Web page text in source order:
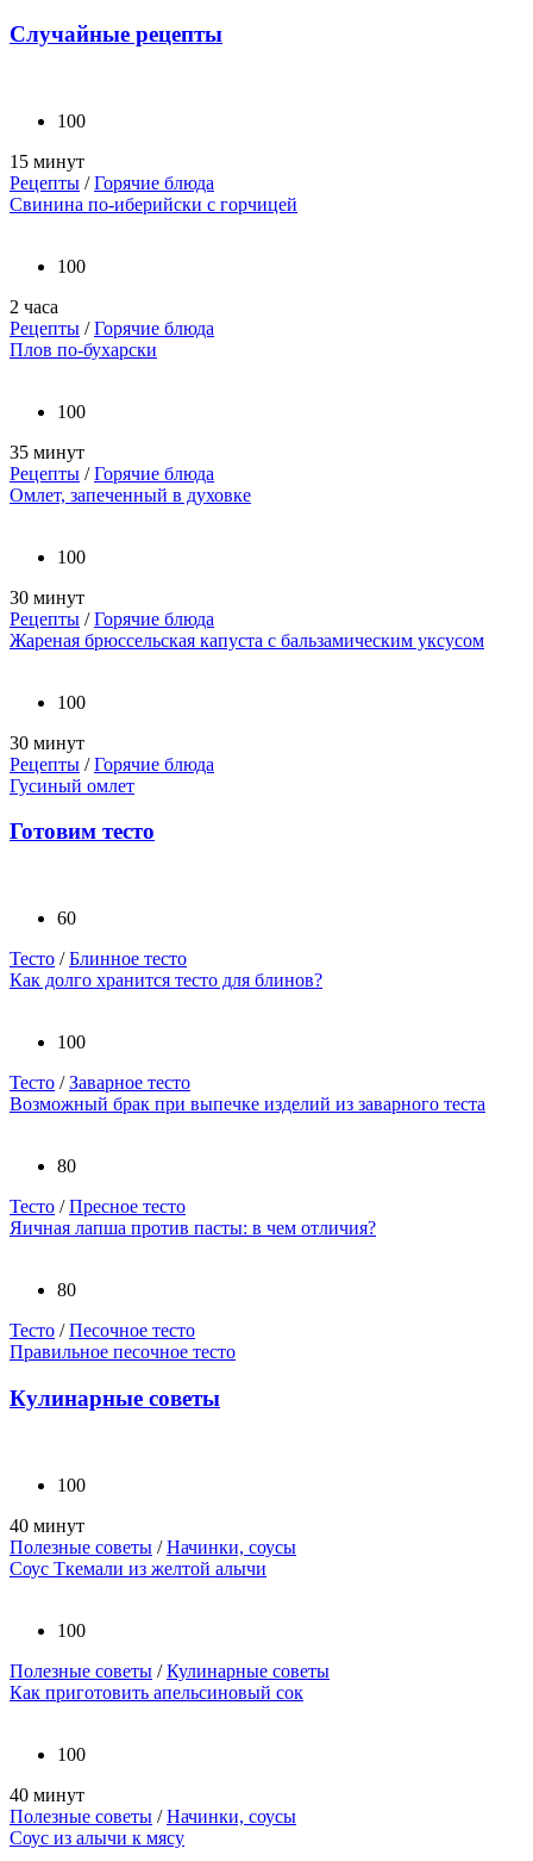
Случайные рецепты
100
15 минут
Рецепты /Горячие блюда
Свинина по-иберийски с горчицей
100
2 часа
Рецепты /Горячие блюда
Плов по-бухарски
100
35 минут
Рецепты /Горячие блюда
Омлет, запеченный в духовке
100
30 минут
Рецепты /Горячие блюда
Жареная брюссельская капуста с бальзамическим уксусом
100
30 минут
Рецепты /Горячие блюда
Гусиный омлет
Готовим тесто
60
Тесто /Блинное тесто
Как долго хранится тесто для блинов?
100
Тесто /Заварное тесто
Возможный брак при выпечке изделий из заварного теста
80
Тесто /Пресное тесто
Яичная лапша против пасты: в чем отличия?
80
Тесто /Песочное тесто
Правильное песочное тесто
Кулинарные советы
100
40 минут
Полезные советы /Начинки, соусы
Соус Ткемали из желтой алычи
100
Полезные советы /Кулинарные советы
Как приготовить апельсиновый сок
100
40 минут
Полезные советы /Начинки, соусы
Соус из алычи к мясу